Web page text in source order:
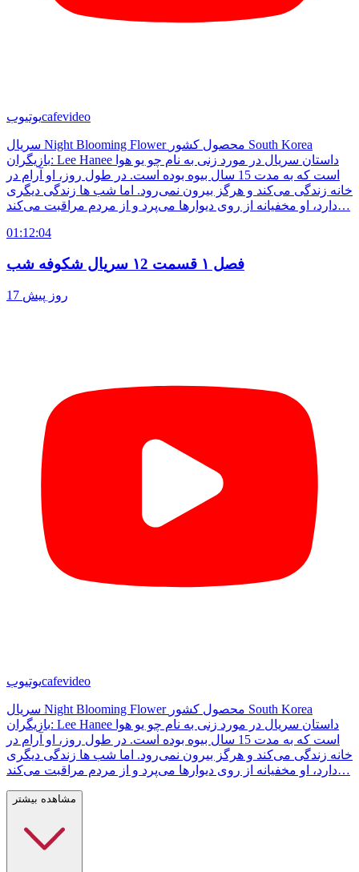
یوتیوبcafevideo
سریال Night Blooming Flower محصول کشور South Korea
بازیگران: Lee Hanee داستان سریال در مورد زنی به نام چو یو هوا
است که به مدت 15 سال بیوه بوده است. در طول روز، او آرام در
خانه زندگی می‌کند و هرگز بیرون نمی‌رود. اما شب ها زندگی دیگری
دارد، او مخفیانه از روی دیوارها می‌پرد و از مردم مراقبت می‌کند…
01:12:04
فصل ۱ قسمت ۱2 سریال شکوفه شب
17 روز پیش
یوتیوبcafevideo
سریال Night Blooming Flower محصول کشور South Korea
بازیگران: Lee Hanee داستان سریال در مورد زنی به نام چو یو هوا
است که به مدت 15 سال بیوه بوده است. در طول روز، او آرام در
خانه زندگی می‌کند و هرگز بیرون نمی‌رود. اما شب ها زندگی دیگری
دارد، او مخفیانه از روی دیوارها می‌پرد و از مردم مراقبت می‌کند…
مشاهده بیشتر